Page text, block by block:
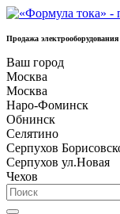
Продажа электрооборудования
Ваш город
Москва
Москва
Наро-Фоминск
Обнинск
Селятино
Серпухов
Серпухов ул.Новая
Чехов